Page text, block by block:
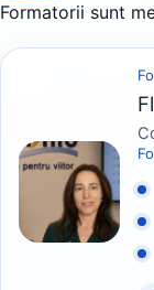
Formatorii sunt